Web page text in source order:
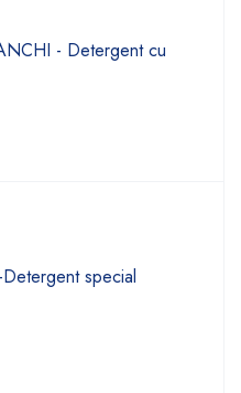
- Detergent cu
special